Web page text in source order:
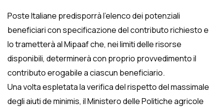
Poste Italiane predisporrà l’elenco dei potenziali
beneficiari con specificazione del contributo richiesto e
lo trametterà al Mipaaf che, nei limiti delle risorse
disponibili, determinerà con proprio provvedimento il
contributo erogabile a ciascun beneficiario.
Una volta espletata la verifica del rispetto del massimale
degli aiuti de minimis, il Ministero delle Politiche agricole